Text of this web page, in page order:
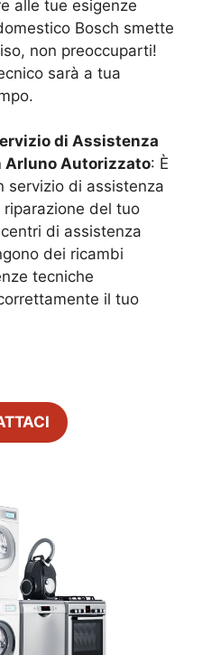
alle tue esigenze
Bosch smette
non preoccuparti!
sarà a tua
di Assistenza
Arluno Autorizzato: È
servizio di assistenza
del tuo
di assistenza
dei ricambi
tecniche
il tuo